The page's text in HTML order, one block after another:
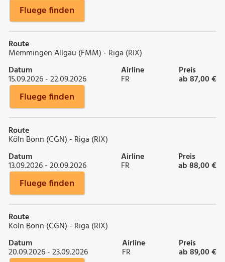
Fluege finden
Route
Memmingen Allgäu (FMM) - Riga (RIX)
Datum
15.09.2026 - 22.09.2026
Airline
FR
Preis
ab 87,00 €
Fluege finden
Route
Köln Bonn (CGN) - Riga (RIX)
Datum
13.09.2026 - 20.09.2026
Airline
FR
Preis
ab 88,00 €
Fluege finden
Route
Köln Bonn (CGN) - Riga (RIX)
Datum
20.09.2026 - 23.09.2026
Airline
FR
Preis
ab 89,00 €